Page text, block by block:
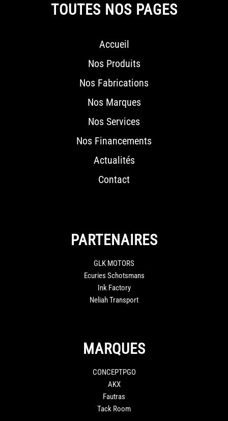
TOUTES NOS PAGES
Accueil
Nos Produits
Nos Fabrications
Nos Marques
Nos Services
Nos Financements
Actualités
Contact
PARTENAIRES
GLK MOTORS
Ecuries Schotsmans
Ink Factory
Neliah Transport
MARQUES
CONCEPTPGO
AKX
Fautras
Tack Room